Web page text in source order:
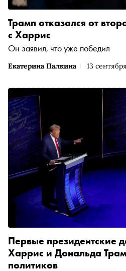
Екатерина Палкина 13
Трамп отказался от
с Харрис
Он заявил, что уже победил
Первые президентские
Харрис и Дональда
политиков